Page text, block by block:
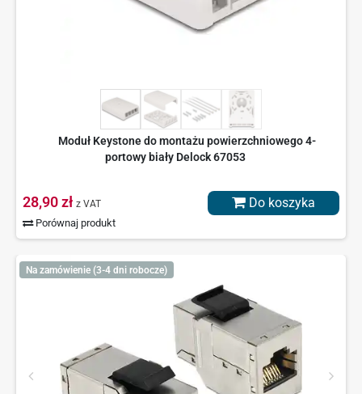
Moduł Keystone do montażu powierzchniowego 4-
portowy biały Delock 67053
28,90 zł z VAT
Porównaj produkt
Do koszyka
Na zamówienie (3-4 dni robocze)